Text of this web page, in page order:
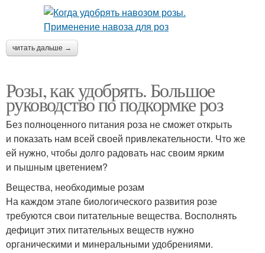
читать дальше →
Розы, как удобрять. Большое
руководство по подкормке роз
Без полноценного питания роза не сможет открыть
и показать нам всей своей привлекательности. Что же
ей нужно, чтобы долго радовать нас своим ярким
и пышным цветением?
Вещества, необходимые розам
На каждом этапе биологического развития розе
требуются свои питательные вещества. Восполнять
дефицит этих питательных веществ нужно
органическими и минеральными удобрениями.